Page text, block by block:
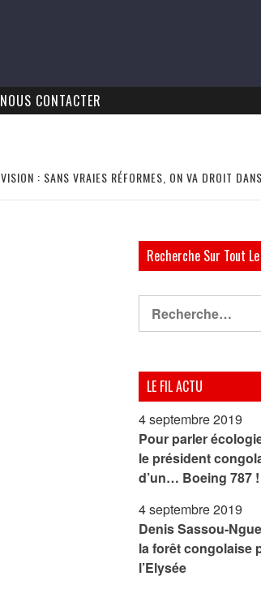
NOUS CONTACTER
: SANS VRAIES RÉFORMES, ON VA DROIT
Recherche Sur Tout
LE FIL ACTU
4 septembre 2019
Pour parler
le président
d’un… Boeing 787 !
4 septembre 2019
Denis Sassou-
la forêt congolaise
l’Elysée